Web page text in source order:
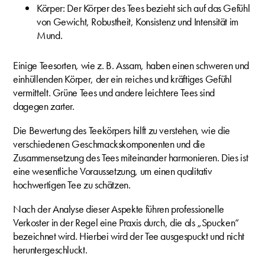
Körper: Der Körper des Tees bezieht sich auf das Gefühl
von Gewicht, Robustheit, Konsistenz und Intensität im
Mund.
Einige Teesorten, wie z. B. Assam, haben einen schweren und
einhüllenden Körper, der ein reiches und kräftiges Gefühl
vermittelt. Grüne Tees und andere leichtere Tees sind
dagegen zarter.
Die Bewertung des Teekörpers hilft zu verstehen, wie die
verschiedenen Geschmackskomponenten und die
Zusammensetzung des Tees miteinander harmonieren. Dies ist
eine wesentliche Voraussetzung, um einen qualitativ
hochwertigen Tee zu schätzen.
Nach der Analyse dieser Aspekte führen professionelle
Verkoster in der Regel eine Praxis durch, die als „Spucken“
bezeichnet wird. Hierbei wird der Tee ausgespuckt und nicht
heruntergeschluckt.